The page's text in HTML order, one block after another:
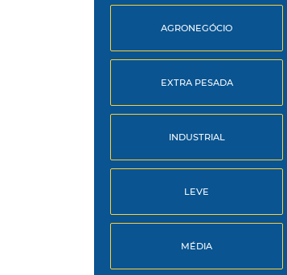
AGRONEGÓCIO
EXTRA PESADA
INDUSTRIAL
LEVE
MÉDIA